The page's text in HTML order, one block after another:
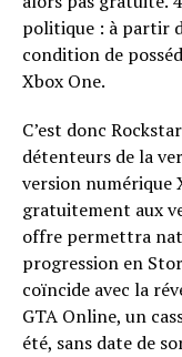
politique : à partir
condition de
Xbox One.
C’est donc
détenteurs de la
version numérique
gratuitement aux
offre permettra
progression en
coïncide avec la
GTA Online, un
été, sans date de